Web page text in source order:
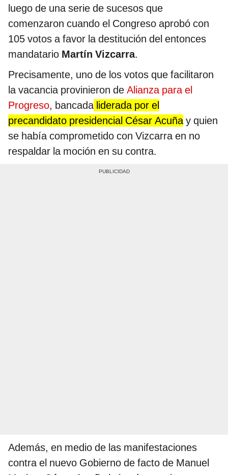
luego de una serie de sucesos que
comenzaron cuando el Congreso aprobó con
105 votos a favor la destitución del entonces
mandatario Martín Vizcarra.
Precisamente, uno de los votos que facilitaron
la vacancia provinieron de Alianza para el
Progreso, bancada liderada por el
precandidato presidencial César Acuñay quien
se había comprometido con Vizcarra en no
respaldar la moción en su contra.
Además, en medio de las manifestaciones
contra el nuevo Gobierno de facto de Manuel